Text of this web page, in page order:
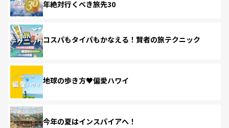
年絶対行くべき旅先30
コスパもタイパもかなえる！賢者の旅テクニック
地球の歩き方♥偏愛ハワイ
今年の夏はインスパイアへ！